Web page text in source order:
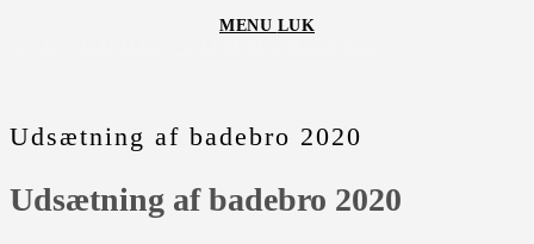
MENU LUK
Udsætning af badebro 2020
Udsætning af badebro 2020